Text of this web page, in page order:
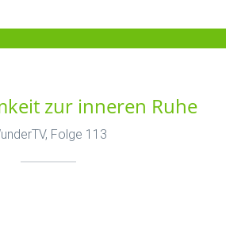
zur inneren Ruhe
Folge 113